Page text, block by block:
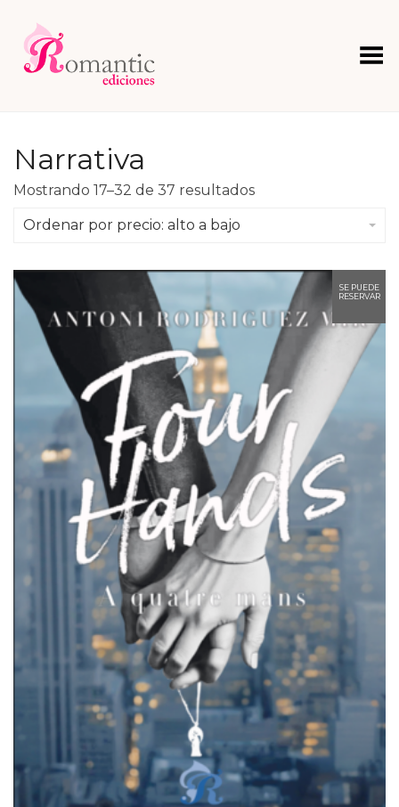
Menú
Narrativa
Mostrando 17–32 de 37 resultadosOrdenado
Ordenar por precio: alto a bajo
SE PUEDE
RESERVAR